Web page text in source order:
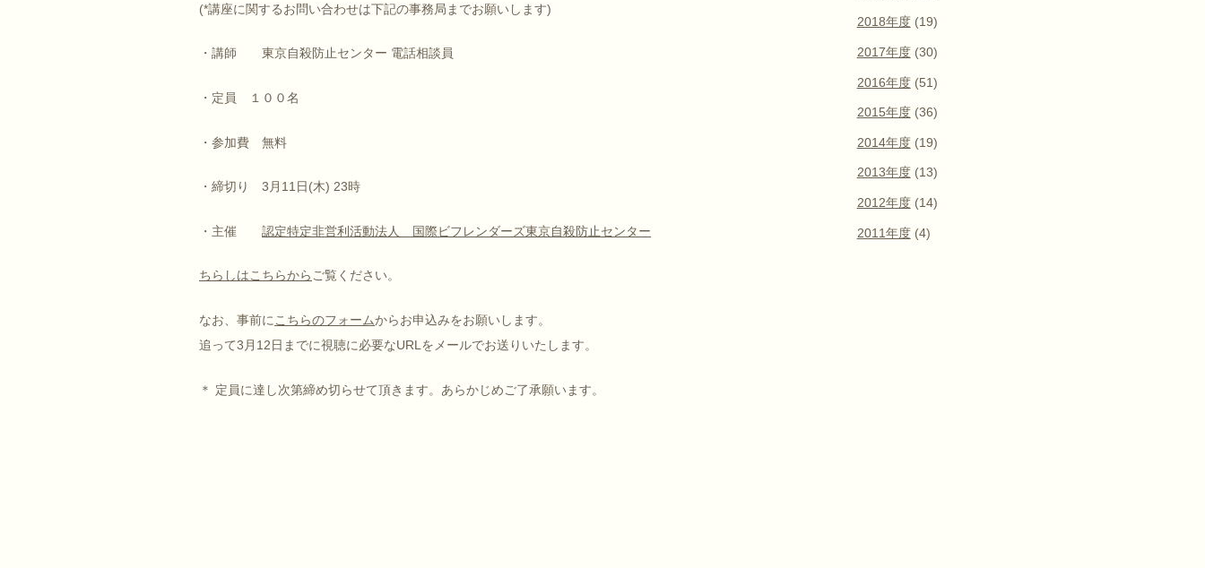
(*講座に関するお問い合わせは下記の事務局までお願いします)
・講師 東京自殺防止センター 電話相談員
・定員 １００名
・参加費 無料
・締切り 3月11日(木) 23時
・主催 認定特定非営利活動法人 国際ビフレンダーズ東京自殺防止センター
ちらしはこちらからご覧ください。
なお、事前に こちらのフォームからお申込みをお願いします。
追って3月12日までに視聴に必要なURLをメールでお送りいたします。
＊ 定員に達し次第締め切らせて頂きます。あらかじめご了承願います。
2018年度(19)
2017年度(30)
2016年度(51)
2015年度(36)
2014年度(19)
2013年度(13)
2012年度(14)
2011年度(4)